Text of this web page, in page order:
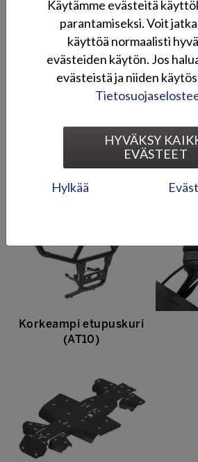
Tuulisuoja (AT5)
Etupuskuri (AT6)
Korkeampi etupuskuri
(AT10)
Käytämme evästeitä
parantamiseksi. Voit
käyttöä normaalisti
evästeiden käytön. Jos
evästeistä ja niiden
HYVÄKSY
EVÄSTEET
Hylkää